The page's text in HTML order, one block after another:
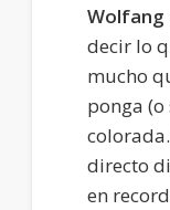
Wolfang
decir lo
mucho
ponga
directo
en